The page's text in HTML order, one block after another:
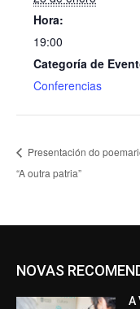
Hora:
19:00
Categoría de
Conferencias
Presentación do
“A outra patria”
NOVAS
A